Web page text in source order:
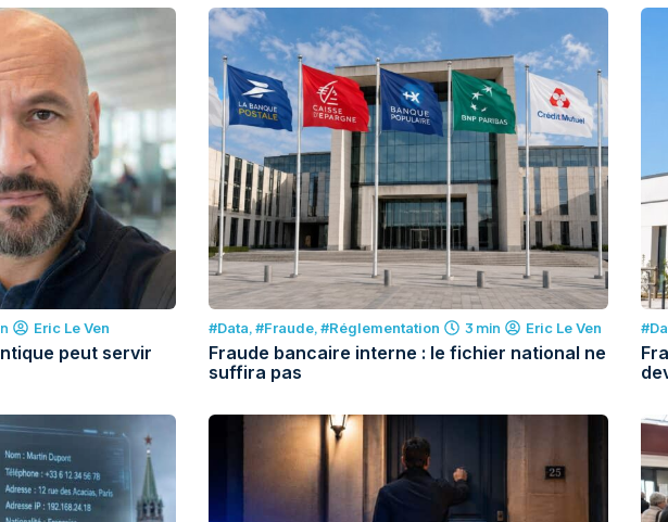
Eric Le Ven
peut servir
#Data,#Fraude,#Réglementation 3 min Eric Le Ven
Fraude bancaire interne : le fichier national ne
suffira pas